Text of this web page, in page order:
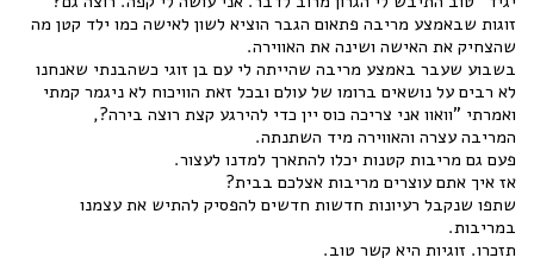
זוגות שבאמצע מריבה פתאום הגבר הוציא לשון לאישה כמו ילד קטן מה
שהצחיק את האישה ושינה את האווירה.
בשבוע שעבר באמצע מריבה שהייתה לי עם בן זוגי כשהבנתי שאנחנו
לא רבים על נושאים ברומו של עולם ובכל זאת הוויכוח לא ניגמר קמתי
ואמרתי "וואוו אני צריכה כוס יין כדי להירגע קצת רוצה בירה?,
המריבה עצרה והאווירה מיד השתנתה.
פעם גם מריבות קטנות יכלו להתארך למדנו לעצור.
אז איך אתם עוצרים מריבות אצלכם בבית?
שתפו שנקבל רעיונות חדשות חדשים להפסיק להתיש את עצמנו
במריבות.
תזכרו. זוגיות היא קשר טוב.